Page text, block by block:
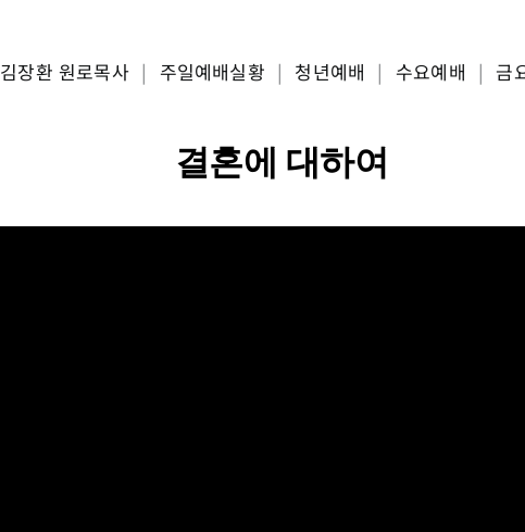
김장환 원로목사 | 주일예배실황 | 청년예배 | 수요예배 | 금
결혼에 대하여